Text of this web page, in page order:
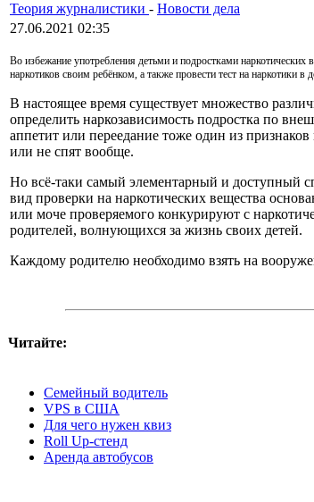
Теория журналистики - Новости дела
27.06.2021 02:35
Во избежание употребления детьми и подростками
наркотиков своим ребёнком, а также провести тест на наркотики в
В настоящее время существует множество
определить наркозависимость подростка по
аппетит или переедание тоже один из
или не спят вообще.
Но всё-таки самый элементарный и доступный
вид проверки на наркотических вещества
или моче проверяемого конкурируют с
родителей, волнующихся за жизнь своих детей.
Каждому родителю необходимо взять на
Читайте:
Семейный водитель
VPS в США
Для чего нужен квиз
Roll Up-стенд
Аренда автобусов